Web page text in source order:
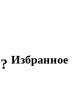
Избранное